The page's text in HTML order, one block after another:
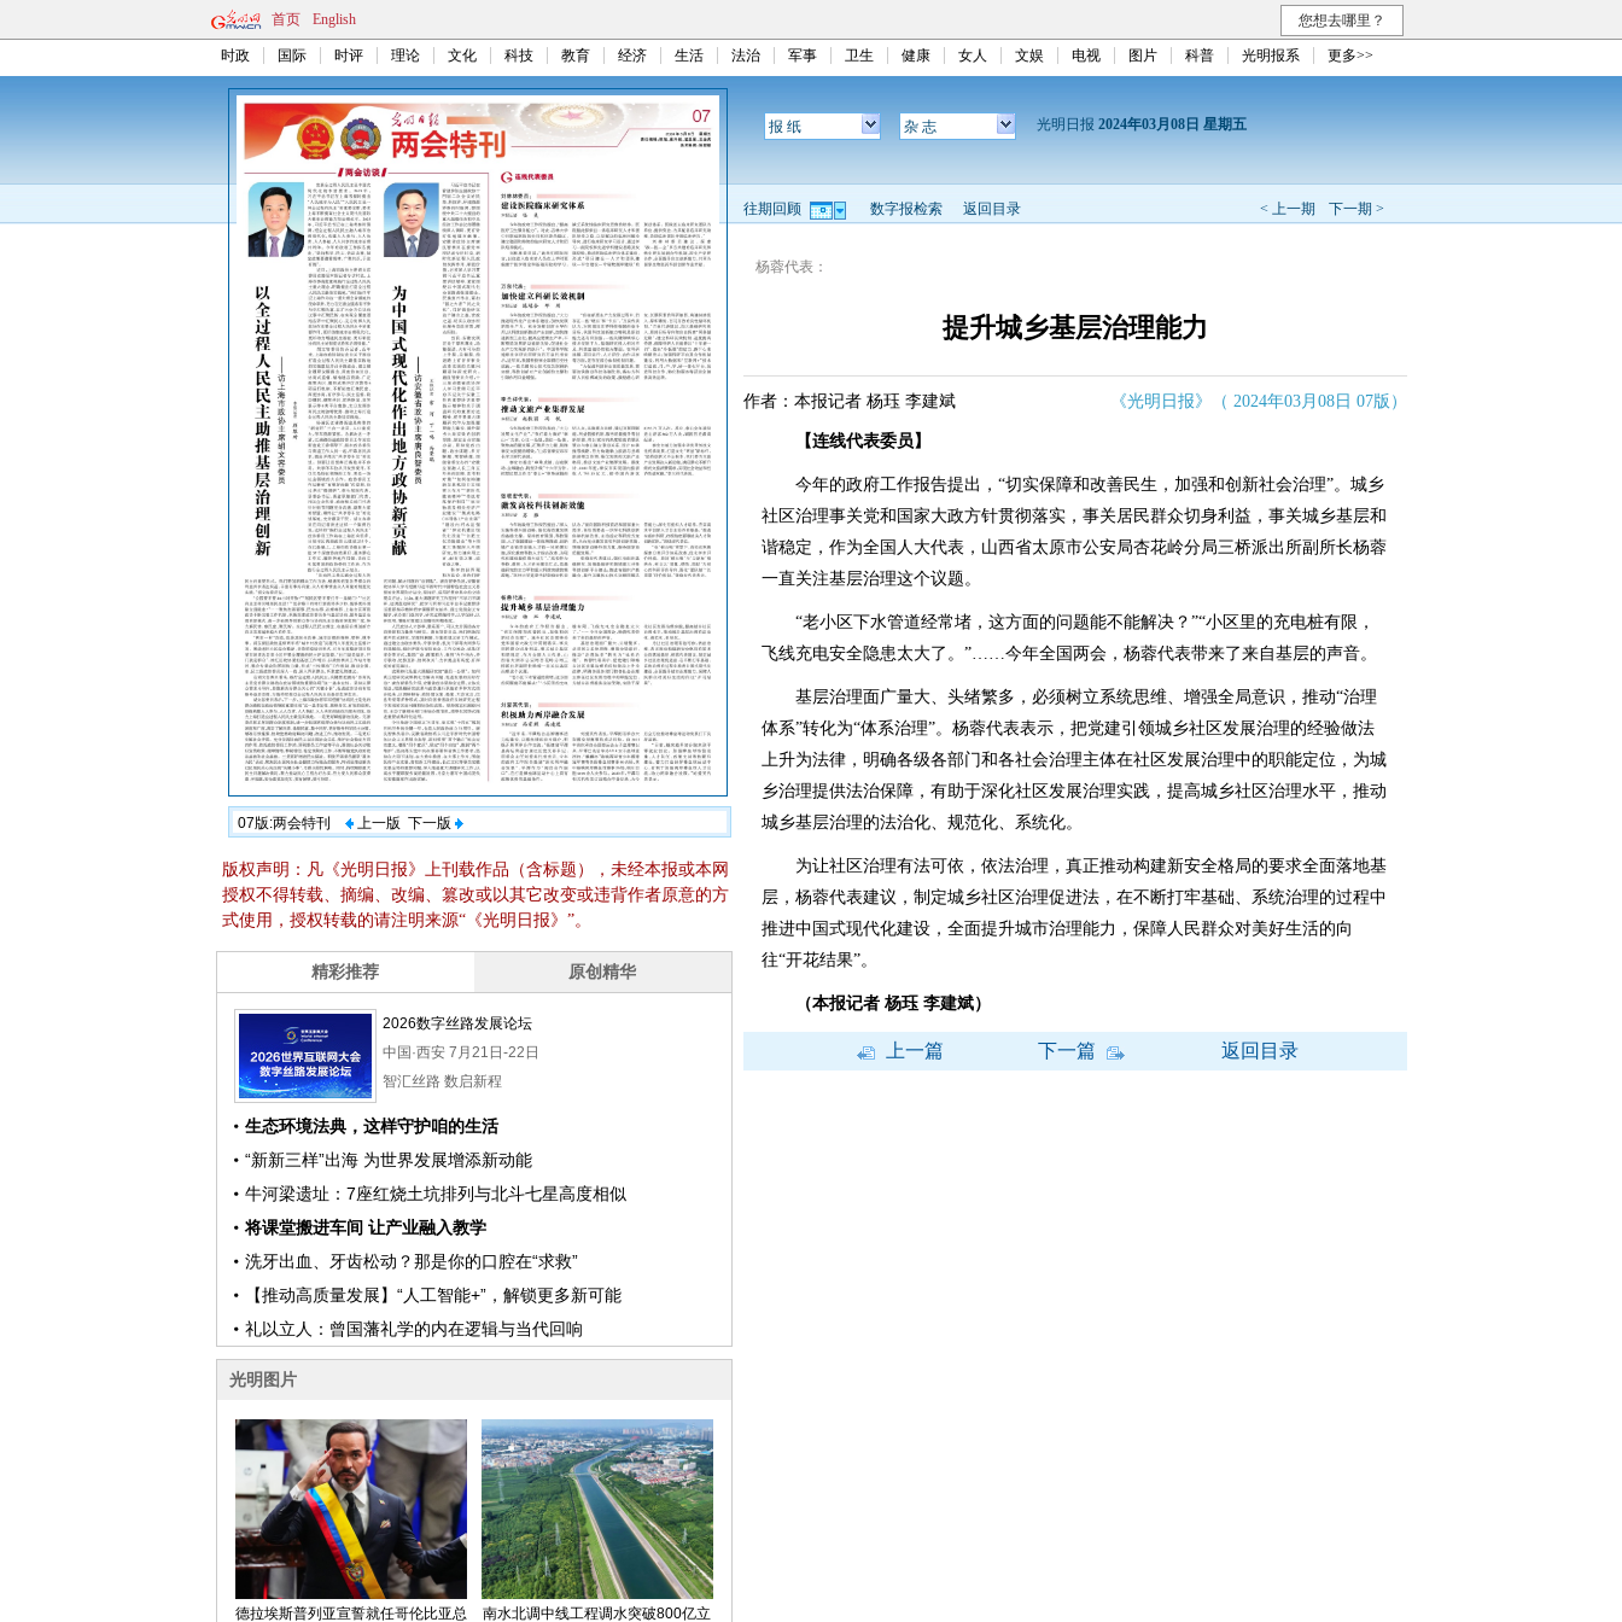
首页 English 您想去哪里？
时政 国际 时评 理论 文化 科技 教育 经济 生活 法治 军事 卫生 健康 女人 文娱 电视 图片 科普 光明报系 更多>>
07版:两会特刊 上一版 下一版
版权声明：凡《光明日报》上刊载作品（含标题），未经本报或本网
授权不得转载、摘编、改编、篡改或以其它改变或违背作者原意的方
式使用，授权转载的请注明来源“《光明日报》”。
报 纸 杂 志 光明日报 2024年03月08日 星期五
< 上一期 下一期 >
往期回顾 数字报检索 返回目录
杨蓉代表：
提升城乡基层治理能力
作者：本报记者 杨珏 李建斌 《光明日报》（ 2024年03月08日 07版）
【连线代表委员】
今年的政府工作报告提出，“切实保障和改善民生，加强和创新社会治理”。城乡
社区治理事关党和国家大政方针贯彻落实，事关居民群众切身利益，事关城乡基层和
谐稳定，作为全国人大代表，山西省太原市公安局杏花岭分局三桥派出所副所长杨蓉
一直关注基层治理这个议题。
“老小区下水管道经常堵，这方面的问题能不能解决？”“小区里的充电桩有限，
飞线充电安全隐患太大了。”……今年全国两会，杨蓉代表带来了来自基层的声音。
基层治理面广量大、头绪繁多，必须树立系统思维、增强全局意识，推动“治理
体系”转化为“体系治理”。杨蓉代表表示，把党建引领城乡社区发展治理的经验做法
上升为法律，明确各级各部门和各社会治理主体在社区发展治理中的职能定位，为城
乡治理提供法治保障，有助于深化社区发展治理实践，提高城乡社区治理水平，推动
城乡基层治理的法治化、规范化、系统化。
为让社区治理有法可依，依法治理，真正推动构建新安全格局的要求全面落地基
层，杨蓉代表建议，制定城乡社区治理促进法，在不断打牢基础、系统治理的过程中
推进中国式现代化建设，全面提升城市治理能力，保障人民群众对美好生活的向
往“开花结果”。
（本报记者 杨珏 李建斌）
上一篇 下一篇 返回目录